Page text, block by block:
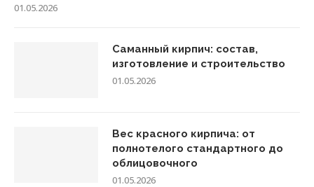
01.05.2026
Саманный кирпич: состав,
изготовление и строительство
01.05.2026
Вес красного кирпича: от
полнотелого стандартного до
облицовочного
01.05.2026